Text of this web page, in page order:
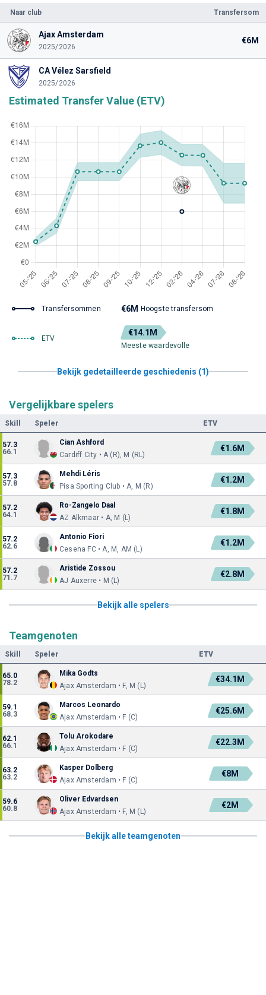
Naar club Transfersom
Ajax Amsterdam
2025/2026
€6M
CA Vélez Sarsfield
2025/2026
Estimated Transfer Value (ETV)
Transfersommen €6M Hoogste transfersom
ETV
€14.1M
Meeste waardevolle
Bekijk gedetailleerde geschiedenis (1)
Vergelijkbare spelers
Skill Speler ETV
57.3
66.1
Cian Ashford
Cardiff City • A (R), M (RL)
€1.6M
57.3
57.8
Mehdi Léris
Pisa Sporting Club • A, M (R)
€1.2M
57.2
64.1
Ro-Zangelo Daal
AZ Alkmaar • A, M (L)
€1.8M
57.2
62.6
Antonio Fiori
Cesena FC • A, M, AM (L)
€1.2M
57.2
71.7
Aristide Zossou
AJ Auxerre • M (L)
€2.8M
Bekijk alle spelers
Teamgenoten
Skill Speler ETV
65.0
78.2
Mika Godts
Ajax Amsterdam • F, M (L)
€34.1M
59.1
68.3
Marcos Leonardo
Ajax Amsterdam • F (C)
€25.6M
62.1
66.1
Tolu Arokodare
Ajax Amsterdam • F (C)
€22.3M
63.2
63.2
Kasper Dolberg
Ajax Amsterdam • F (C)
€8M
59.6
60.8
Oliver Edvardsen
Ajax Amsterdam • F, M (L)
€2M
Bekijk alle teamgenoten